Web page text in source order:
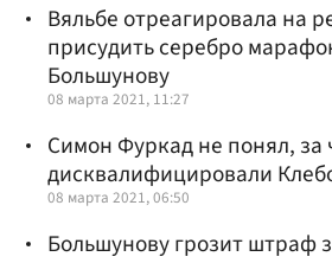
Вяльбе отреагировала на
присудить серебро
Большунову
08 марта 2021, 11:27
Симон Фуркад не понял, за
дисквалифицировали
08 марта 2021, 06:50
Большунову грозит штраф